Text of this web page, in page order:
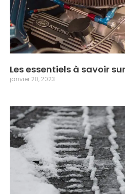
Les essentiels à savoir
janvier 20, 2023